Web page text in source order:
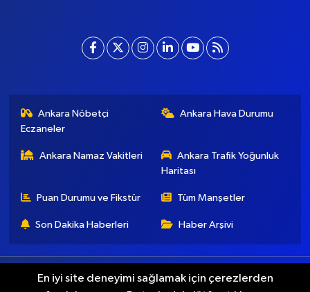
Ankara Nöbetçi
Eczaneler
Ankara Hava Durumu
Ankara Namaz Vakitleri
Ankara Trafik Yoğunluk
Haritası
Puan Durumu ve Fikstür Tüm Manşetler
Son Dakika Haberleri Haber Arşivi
Künye İletişim Gizlilik Koşulları
En iyi site deneyimi sağlamak için çerezlerden